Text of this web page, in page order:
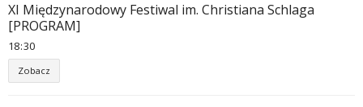
XI Międzynarodowy Festiwal im. Christiana Schlaga
[PROGRAM]
18:30
Zobacz